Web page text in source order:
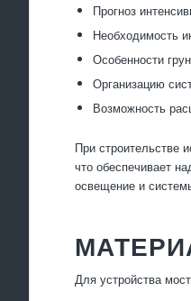
Прогноз
Необходимость
Особенности
Организацию
Возможность
При строительстве
что обеспечивает
освещение и
Для устройства